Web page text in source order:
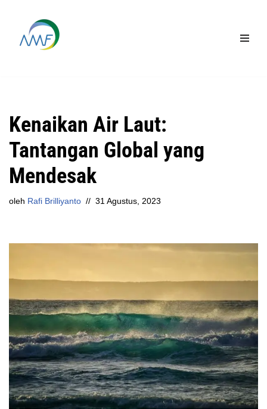
Lompat
Kenaikan Air Laut:
Tantangan Global yang
Mendesak
oleh Rafi Brilliyanto 31 Agustus, 2023